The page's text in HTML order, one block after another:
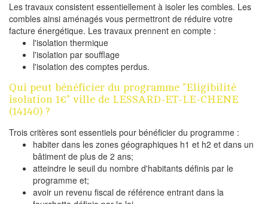
Les travaux consistent essentiellement à isoler les combles. Les
combles ainsi aménagés vous permettront de réduire votre
facture énergétique. Les travaux prennent en compte :
l'isolation thermique
l'isolation par soufflage
l'isolation des comptes perdus.
Qui peut bénéficier du programme "Eligibilité
isolation 1€" ville de LESSARD-ET-LE-CHENE
(14140) ?
Trois critères sont essentiels pour bénéficier du programme :
habiter dans les zones géographiques h1 et h2 et dans un
bâtiment de plus de 2 ans;
atteindre le seuil du nombre d'habitants définis par le
programme et;
avoir un revenu fiscal de référence entrant dans la